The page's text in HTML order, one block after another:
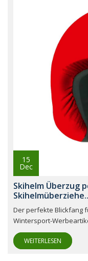
15
Dec
Skihelm Überzug
Der perfekte Blickfang
Wintersport-
WEITERLESEN